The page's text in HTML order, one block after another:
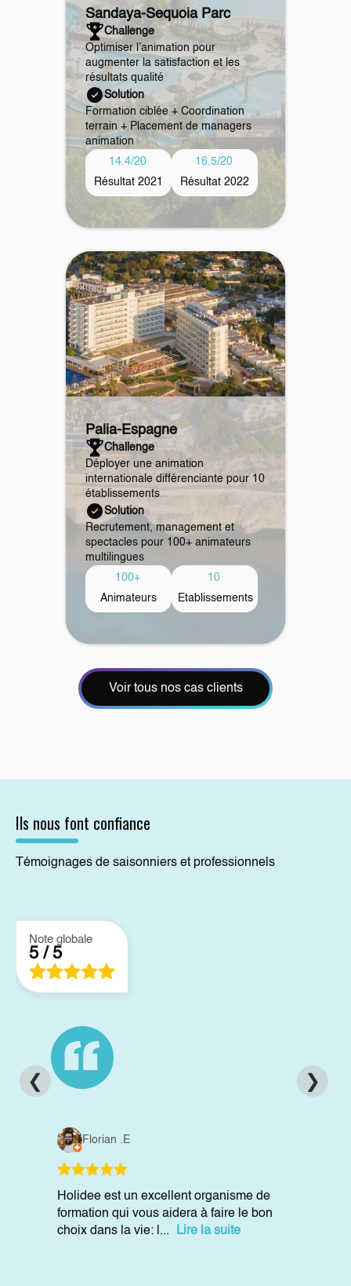
Sandaya-Sequoia Parc
Challenge
Optimiser l’animation pour
augmenter la satisfaction et les
résultats qualité
Solution
Formation ciblée + Coordination
terrain + Placement de managers
animation
14.4/20
Résultat 2021
16.5/20
Résultat 2022
Palia-Espagne
Challenge
Déployer une animation
internationale différenciante pour 10
établissements
Solution
Recrutement, management et
spectacles pour 100+ animateurs
multilingues
100+
Animateurs
10
Etablissements
Voir tous nos cas clients
Ils nous font confiance
Témoignages de saisonniers et professionnels
Note globale
5 / 5
Florian .E
Holidee est un excellent organisme de
formation qui vous aidera à faire le bon
choix dans la vie: l...
Lire la suite
❮ ❯